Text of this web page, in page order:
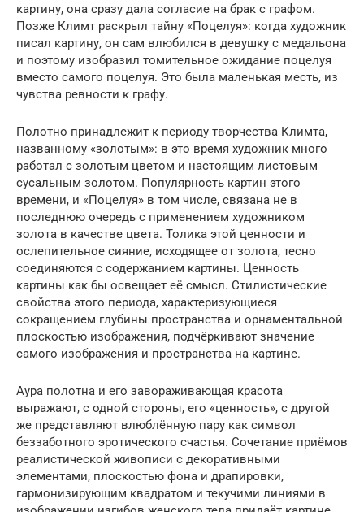
картину, она сразу дала согласие на брак с графом.
Позже Климт раскрыл тайну «Поцелуя»: когда художник
писал картину, он сам влюбился в девушку с медальона
и поэтому изобразил томительное ожидание поцелуя
вместо самого поцелуя. Это была маленькая месть, из
чувства ревности к графу.
Полотно принадлежит к периоду творчества Климта,
названному «золотым»: в это время художник много
работал с золотым цветом и настоящим листовым
сусальным золотом. Популярность картин этого
времени, и «Поцелуя» в том числе, связана не в
последнюю очередь с применением художником
золота в качестве цвета. Толика этой ценности и
ослепительное сияние, исходящее от золота, тесно
соединяются с содержанием картины. Ценность
картины как бы освещает её смысл. Стилистические
свойства этого периода, характеризующиеся
сокращением глубины пространства и орнаментальной
плоскостью изображения, подчёркивают значение
самого изображения и пространства на картине.
Аура полотна и его завораживающая красота
выражают, с одной стороны, его «ценность», с другой
же представляют влюблённую пару как символ
беззаботного эротического счастья. Сочетание приёмов
реалистической живописи с декоративными
элементами, плоскостью фона и драпировки,
гармонизирующим квадратом и текучими линиями в